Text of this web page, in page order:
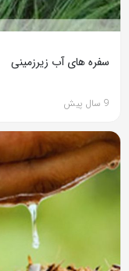
سفره های آب زیرزمینی
9 سال پیش